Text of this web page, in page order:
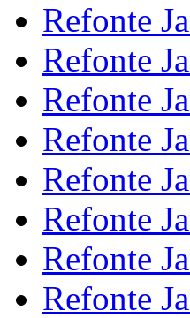
Refonte
Refonte
Refonte
Refonte
Refonte
Refonte
Refonte
Refonte